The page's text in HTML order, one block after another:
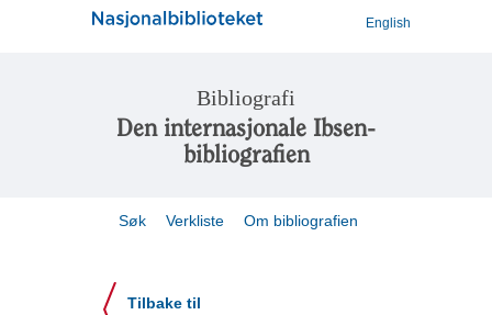
English
Bibliografi
Den internasjonale Ibsen-
bibliografien
Søk Verkliste Om bibliografien
Tilbake til